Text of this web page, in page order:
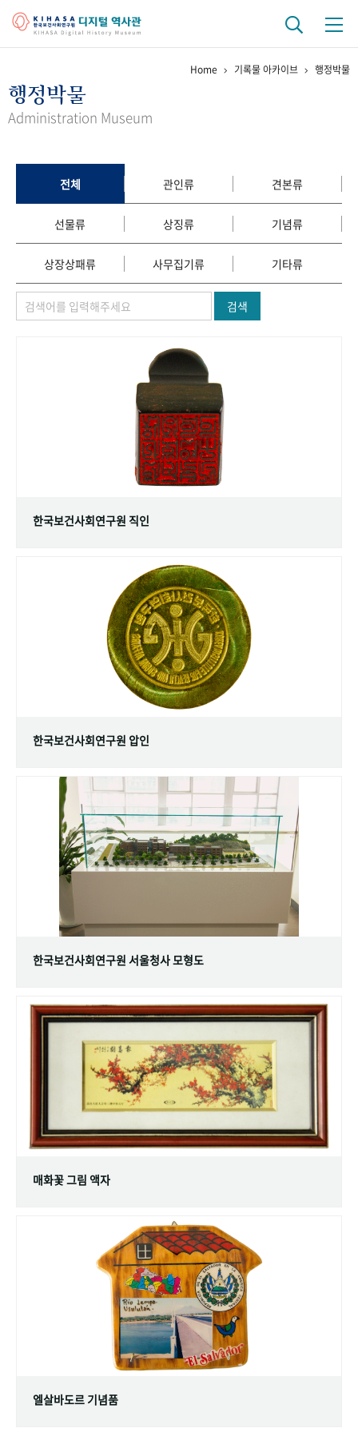
걸어온 길 기관 변천사
정책과 연구 키워드로 보는 연구 역사
연구자들
간행물 변천사
기록물 아카이브
사진 아카이브 문서 기록물 행정박물 영상 기록물
숫자로 보는 50년 50+1
Home 기록물 아카이브 행정박물
행정박물
Administration Museum
전체 관인류 견본류
선물류 상징류 기념류
상장상패류 사무집기류 기타류
검색
한국보건사회연구원 직인
한국보건사회연구원 압인
한국보건사회연구원 서울청사 모형도
매화꽃 그림 액자
엘살바도르 기념품